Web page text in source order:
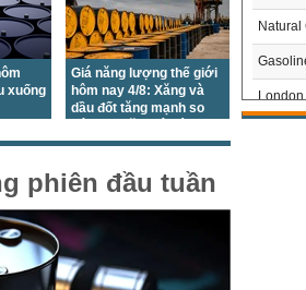
xuống
Giá năng lượng thế giới
hôm nay 4/8: Xăng và
dầu đốt tăng mạnh so
lớn lên chi phí tiêu dùng
phiên đầu tuần
Natural
London